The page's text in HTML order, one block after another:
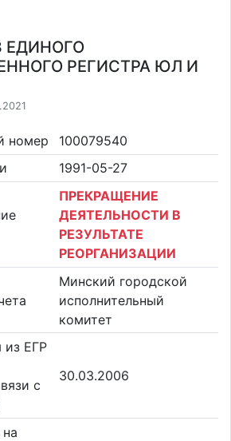
ЕДИНОГО
РЕГИСТРА ЮЛ И
номер
100079540
1991-05-27
ПРЕКРАЩЕНИЕ
ДЕЯТЕЛЬНОСТИ В
РЕЗУЛЬТАТЕ
РЕОРГАНИЗАЦИИ
Минский городской
исполнительный
комитет
из ЕГР
с
30.03.2006